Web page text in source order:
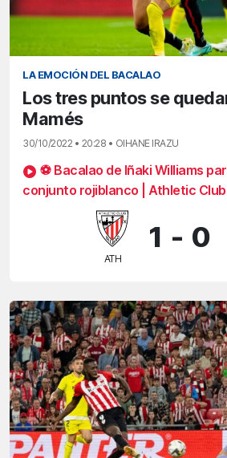
LA EMOCIÓN DEL BACALAO
Los tres puntos se
Mamés
30/10/2022 • 20:28 • OIHANE IRAZU
⚽ Bacalao de Iñaki Williams
conjunto rojiblanco | Athletic
ATH
1 - 0